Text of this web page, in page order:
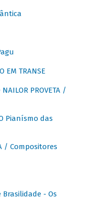
EM TRANSE
PROVETA /
Pianísmo das
/ Compositores
Brasilidade - Os